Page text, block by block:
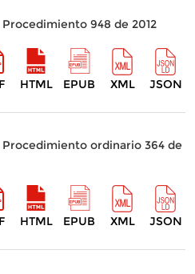
Procedimiento 948 de 2012
HTML EPUB XML JSON
Procedimiento ordinario 364 de
HTML EPUB XML JSON